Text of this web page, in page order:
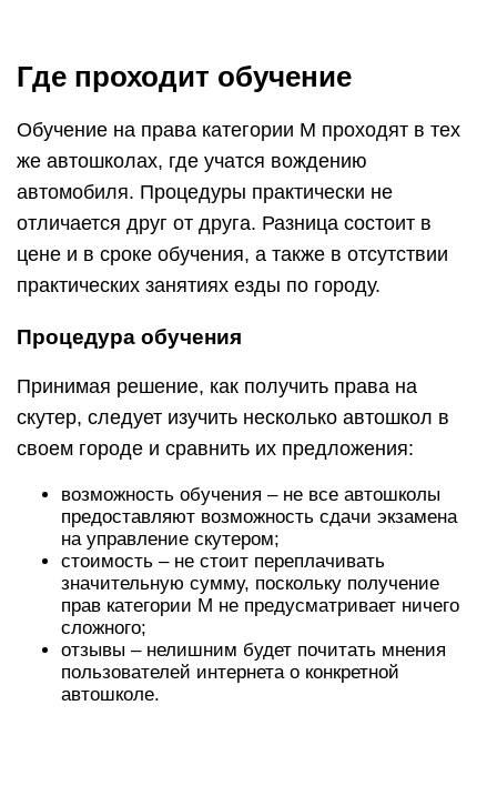
Где проходит обучение
Обучение на права категории М проходят в тех
же автошколах, где учатся вождению
автомобиля. Процедуры практически не
отличается друг от друга. Разница состоит в
цене и в сроке обучения, а также в отсутствии
практических занятиях езды по городу.
Процедура обучения
Принимая решение, как получить права на
скутер, следует изучить несколько автошкол в
своем городе и сравнить их предложения:
возможность обучения – не все автошколы
предоставляют возможность сдачи экзамена
на управление скутером;
стоимость – не стоит переплачивать
значительную сумму, поскольку получение
прав категории М не предусматривает ничего
сложного;
отзывы – нелишним будет почитать мнения
пользователей интернета о конкретной
автошколе.